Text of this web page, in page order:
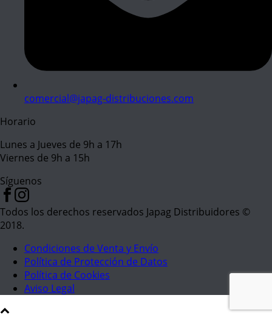
comercial@japag-distribuciones.com
Horario
Lunes a Jueves de 9h a 17h
Viernes de 9h a 15h
Síguenos
Todos los derechos reservados Japag Distribuidores ©
2018.
Condiciones de Venta y Envío
Política de Protección de Datos
Política de Cookies
Aviso Legal